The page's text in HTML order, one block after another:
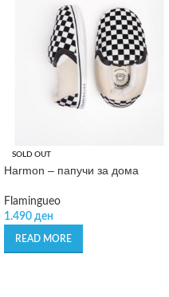
SOLD OUT
Harmon – папучи за дома
Flamingueo
1.490 ден
READ MORE